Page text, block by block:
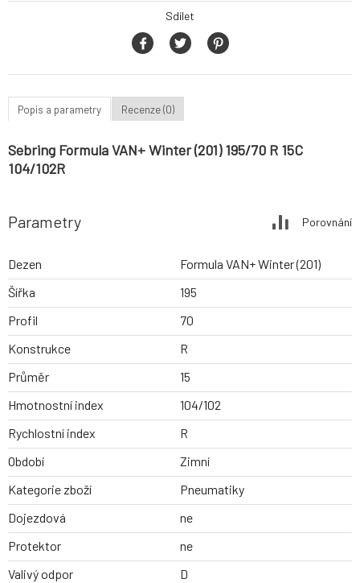
Sdílet
Popis a parametry Recenze (0)
Sebring Formula VAN+ Winter (201) 195/70 R 15C
104/102R
Parametry Porovnání
Dezen
Formula VAN+ Winter (201)
Šířka
195
Profil
70
Konstrukce
R
Průměr
15
Hmotnostní index
104/102
Rychlostní index
R
Období
Zimní
Kategorie zboží
Pneumatiky
Dojezdová
ne
Protektor
ne
Valivý odpor
D